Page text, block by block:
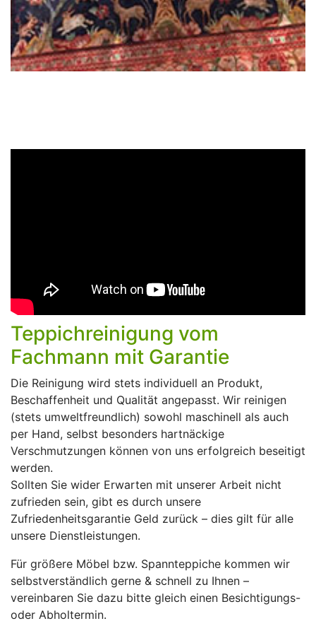
Weiterlesen
Teppich wieder aufgefrischt. Gefärbte Teppiche
Teppichreinigung vom
Fachmann mit Garantie
Die Reinigung wird stets individuell an Produkt,
Beschaffenheit und Qualität angepasst. Wir reinigen
(stets umweltfreundlich) sowohl maschinell als auch
per Hand, selbst besonders hartnäckige
Verschmutzungen können von uns erfolgreich beseitigt
werden.
Sollten Sie wider Erwarten mit unserer Arbeit nicht
zufrieden sein, gibt es durch unsere
Zufriedenheitsgarantie Geld zurück – dies gilt für alle
unsere Dienstleistungen.
Für größere Möbel bzw. Spannteppiche kommen wir
selbstverständlich gerne & schnell zu Ihnen –
vereinbaren Sie dazu bitte gleich einen Besichtigungs-
oder Abholtermin.